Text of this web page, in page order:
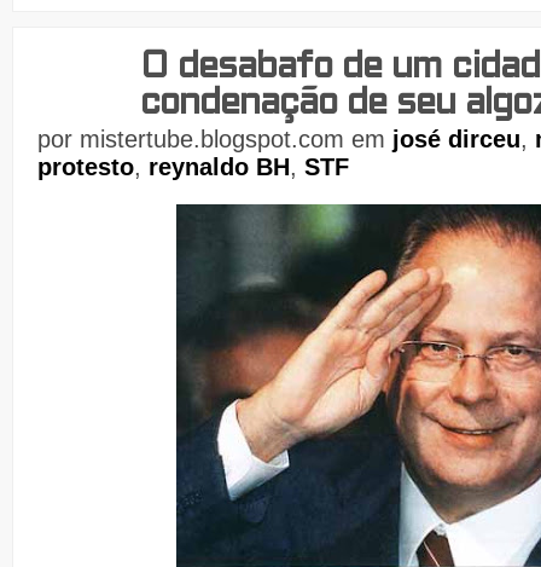
,
10
de
O desabafo de um
condenação de seu
por mistertube.blogspot.com em josé dirceu,
protesto, reynaldo BH, STF